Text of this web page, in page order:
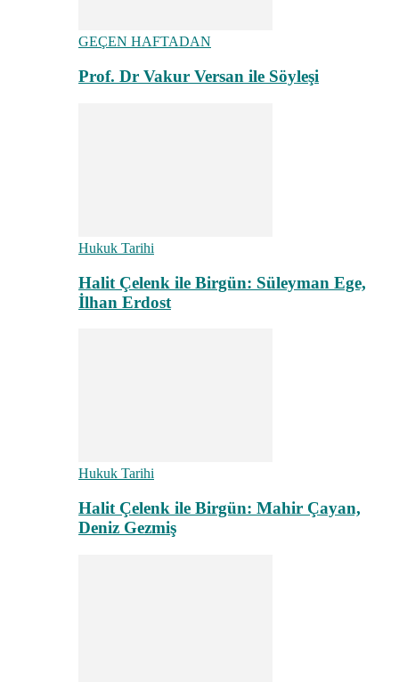
GEÇEN HAFTADAN
Prof. Dr Vakur Versan ile Söyleşi
Hukuk Tarihi
Halit Çelenk ile Birgün: Süleyman Ege,
İlhan Erdost
Hukuk Tarihi
Halit Çelenk ile Birgün: Mahir Çayan,
Deniz Gezmiş